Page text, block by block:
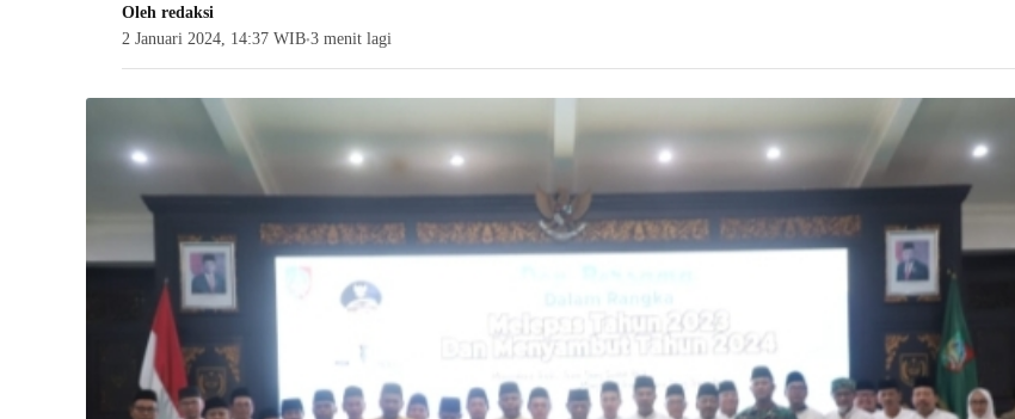
Oleh redaksi
2 Januari 2024, 14:37 WIB●3 menit lagi